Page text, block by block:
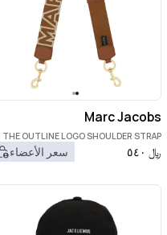
Marc Jacobs
THE OUTLINE LOGO SHOULDER STRAP
﷼ ٥٤٠ سعر الأعضاء